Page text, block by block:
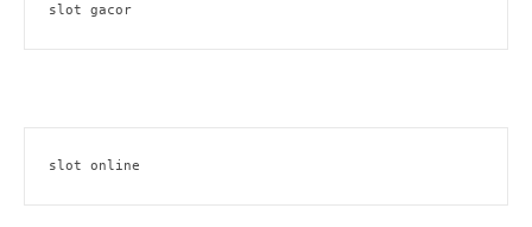
slot gacor
slot online